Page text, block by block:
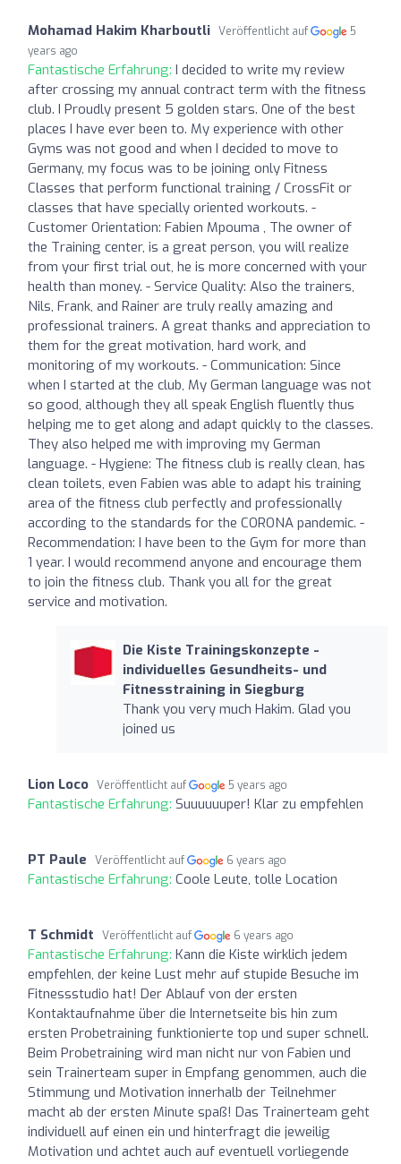
Mohamad Hakim Kharboutli Veröffentlicht auf
5
years ago
Fantastische Erfahrung: I decided to write my review
after crossing my annual contract term with the fitness
club. I Proudly present 5 golden stars. One of the best
places I have ever been to. My experience with other
Gyms was not good and when I decided to move to
Germany, my focus was to be joining only Fitness
Classes that perform functional training / CrossFit or
classes that have specially oriented workouts. -
Customer Orientation: Fabien Mpouma , The owner of
the Training center, is a great person, you will realize
from your first trial out, he is more concerned with your
health than money. - Service Quality: Also the trainers,
Nils, Frank, and Rainer are truly really amazing and
professional trainers. A great thanks and appreciation to
them for the great motivation, hard work, and
monitoring of my workouts. - Communication: Since
when I started at the club, My German language was not
so good, although they all speak English fluently thus
helping me to get along and adapt quickly to the classes.
They also helped me with improving my German
language. - Hygiene: The fitness club is really clean, has
clean toilets, even Fabien was able to adapt his training
area of the fitness club perfectly and professionally
according to the standards for the CORONA pandemic. -
Recommendation: I have been to the Gym for more than
1 year. I would recommend anyone and encourage them
to join the fitness club. Thank you all for the great
service and motivation.
Die Kiste Trainingskonzepte -
individuelles Gesundheits- und
Fitnesstraining in Siegburg
Thank you very much Hakim. Glad you
joined us
Lion Loco Veröffentlicht auf 5 years ago
Fantastische Erfahrung: Suuuuuuper! Klar zu empfehlen
PT Paule Veröffentlicht auf 6 years ago
Fantastische Erfahrung: Coole Leute, tolle Location
T Schmidt Veröffentlicht auf 6 years ago
Fantastische Erfahrung: Kann die Kiste wirklich jedem
empfehlen, der keine Lust mehr auf stupide Besuche im
Fitnessstudio hat! Der Ablauf von der ersten
Kontaktaufnahme über die Internetseite bis hin zum
ersten Probetraining funktionierte top und super schnell.
Beim Probetraining wird man nicht nur von Fabien und
sein Trainerteam super in Empfang genommen, auch die
Stimmung und Motivation innerhalb der Teilnehmer
macht ab der ersten Minute spaß! Das Trainerteam geht
individuell auf einen ein und hinterfragt die jeweilig
Motivation und achtet auch auf eventuell vorliegende